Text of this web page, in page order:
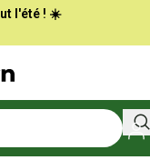
l'été ! ☀️